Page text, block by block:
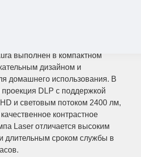
выполнен в компактном
дизайном и
домашнего использования. В
проекция DLP с поддержкой
и световым потоком 2400 лм,
контрастное
Laser отличается высоким
длительным сроком службы в